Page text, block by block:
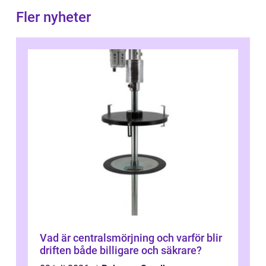
Fler nyheter
Vad är centralsmörjning och varför blir
driften både billigare och säkrare?